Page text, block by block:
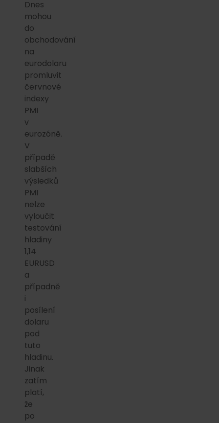
Dnes
mohou
do
obchodování
na
eurodolaru
promluvit
červnové
indexy
PMI
v
eurozóně.
V
případě
slabších
výsledků
PMI
nelze
vyloučit
testování
hladiny
1,14
EURUSD
a
případně
i
posílení
dolaru
pod
tuto
hladinu.
Jinak
zatím
platí,
že
po